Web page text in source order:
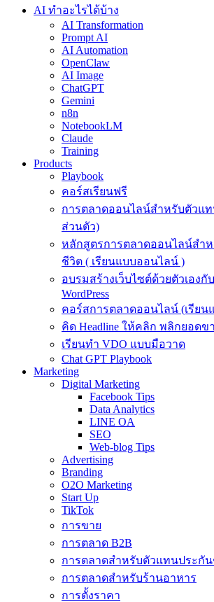
AI ทำอะไรได้บ้าง
AI Transformation
Prompt AI
AI Automation
OpenClaw
AI Image
ChatGPT
Gemini
n8n
NotebookLM
Claude
Training
Products
Playbook
คอร์สเรียนฟรี
การตลาดออนไลน์สำหรับตัวแ
ส่วนตัว)
หลักสูตรการตลาดออนไลน์สำ
ชีวิต ( เรียนแบบออนไลน์ )
อบรมสร้างเว็บไซต์ด้วยตัวเอง
WordPress
คอร์สการตลาดออนไลน์ (เรียน
คิด Headline ให้คลิก พลิกยอดข
เรียนทำ VDO แบบมือวาด
Chat GPT Playbook
Marketing
Digital Marketing
Facebook Tips
Data Analytics
LINE OA
SEO
Web-blog Tips
Advertising
Branding
O2O Marketing
Start Up
TikTok
การขาย
การตลาด B2B
การตลาดสำหรับตัวแทนประกั
การตลาดสำหรับร้านอาหาร
การตั้งราคา